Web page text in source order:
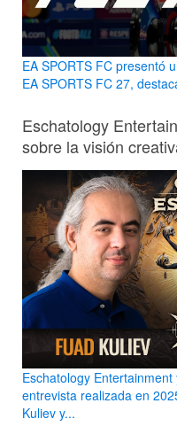
EA SPORTS FC presentó
EA SPORTS FC 27,
Eschatology
sobre la visión
Eschatology
entrevista realizada en
Kuliev y...